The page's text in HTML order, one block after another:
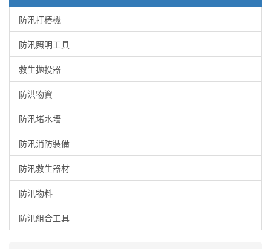
防汛打樁機
防汛照明工具
救生拋投器
防洪物資
防汛堵水墻
防汛消防裝備
防汛救生器材
防汛物料
防汛組合工具